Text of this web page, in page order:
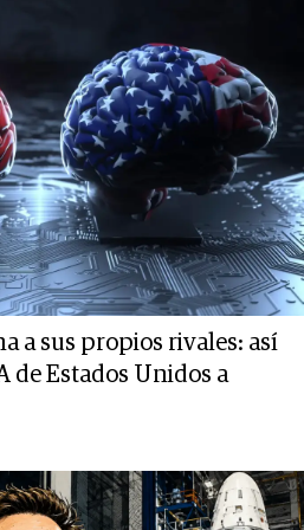
a sus propios rivales: así
de Estados Unidos a